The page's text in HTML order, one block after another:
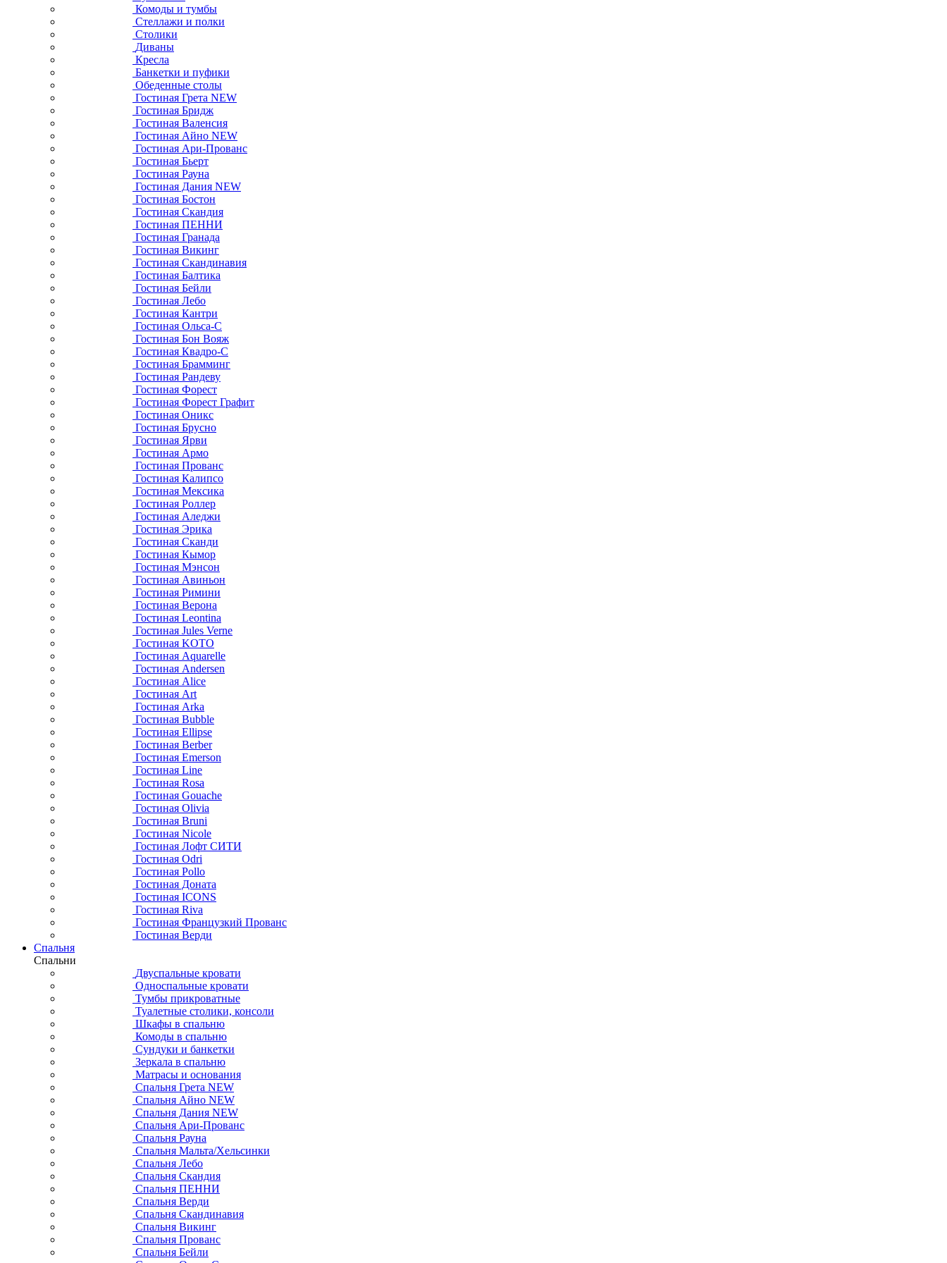
Комоды и тумбы
Стеллажи и полки
Столики
Диваны
Кресла
Банкетки и пуфики
Обеденные столы
Гостиная Грета NEW
Гостиная Бридж
Гостиная Валенсия
Гостиная Айно NEW
Гостиная Ари-Прованс
Гостиная Бьерт
Гостиная Рауна
Гостиная Дания NEW
Гостиная Бостон
Гостиная Скандия
Гостиная ПЕННИ
Гостиная Гранада
Гостиная Викинг
Гостиная Скандинавия
Гостиная Балтика
Гостиная Бейли
Гостиная Лебо
Гостиная Кантри
Гостиная Ольса-С
Гостиная Бон Вояж
Гостиная Квадро-С
Гостиная Брамминг
Гостиная Рандеву
Гостиная Форест
Гостиная Форест Графит
Гостиная Оникс
Гостиная Брусно
Гостиная Ярви
Гостиная Армо
Гостиная Прованс
Гостиная Калипсо
Гостиная Мексика
Гостиная Роллер
Гостиная Аледжи
Гостиная Эрика
Гостиная Сканди
Гостиная Кымор
Гостиная Мэнсон
Гостиная Авиньон
Гостиная Римини
Гостиная Верона
Гостиная Leontina
Гостиная Jules Verne
Гостиная KOTO
Гостиная Aquarelle
Гостиная Andersen
Гостиная Alice
Гостиная Art
Гостиная Arka
Гостиная Bubble
Гостиная Ellipse
Гостиная Berber
Гостиная Emerson
Гостиная Line
Гостиная Rosa
Гостиная Gouache
Гостиная Olivia
Гостиная Bruni
Гостиная Nicole
Гостиная Лофт СИТИ
Гостиная Odri
Гостиная Pollo
Гостиная Доната
Гостиная ICONS
Гостиная Riva
Гостиная Французкий Прованс
Гостиная Верди
Спальня
Спальни
Двуспальные кровати
Односпальные кровати
Тумбы прикроватные
Туалетные столики, консоли
Шкафы в спальню
Комоды в спальню
Сундуки и банкетки
Зеркала в спальню
Матрасы и основания
Спальня Грета NEW
Спальня Айно NEW
Спальня Дания NEW
Спальня Ари-Прованс
Спальня Рауна
Спальня Мальта/Хельсинки
Спальня Лебо
Спальня Скандия
Спальня ПЕННИ
Спальня Верди
Спальня Скандинавия
Спальня Викинг
Спальня Прованс
Спальня Бейли